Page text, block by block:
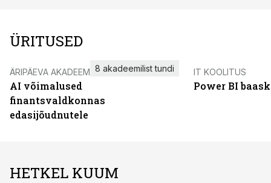
ÜRITUSED
ÄRIPÄEVA AKADEEMIA
AI võimalused
finantsvaldkonnas
edasijõudnutele
8 akadeemilist tundi IT KOOLITUS
Power BI
HETKEL KUUM